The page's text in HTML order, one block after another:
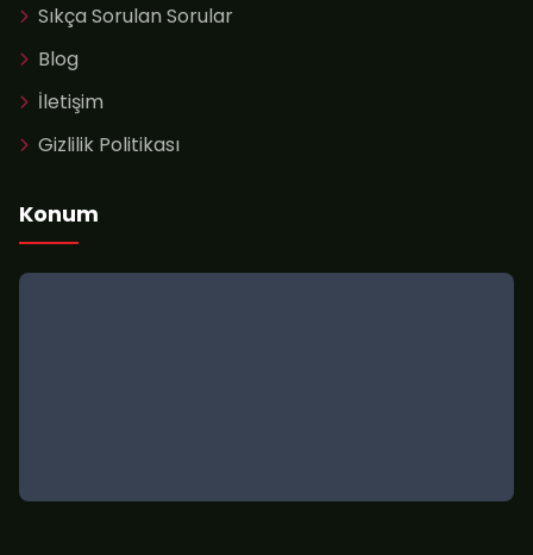
Sıkça Sorulan Sorular
Blog
İletişim
Gizlilik Politikası
Konum